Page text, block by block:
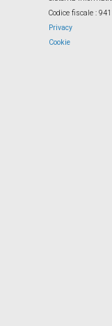
Codice fiscale :
Privacy
Cookie